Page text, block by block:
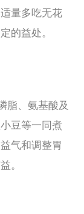
量多吃无花
的益处。
、氨基酸及
豆等一同煮
气和调整胃
。